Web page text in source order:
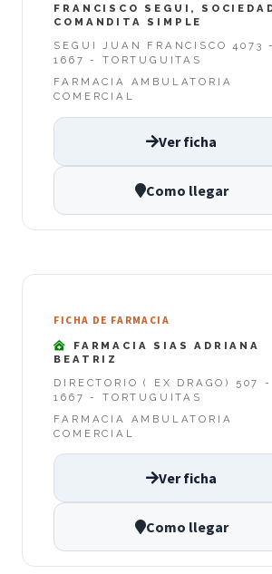
FRANCISCO SEGUI,
COMANDITA SIMPLE
SEGUI JUAN FRANCISCO 4073
1667 - TORTUGUITAS
FARMACIA AMBULATORIA
COMERCIAL
Ver ficha
Como llegar
FICHA DE FARMACIA
FARMACIA SIAS ADRIANA
BEATRIZ
DIRECTORIO ( EX DRAGO) 507 -
1667 - TORTUGUITAS
FARMACIA AMBULATORIA
COMERCIAL
Ver ficha
Como llegar